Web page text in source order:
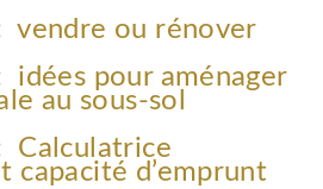
vendre ou rénover
idées pour aménager
au sous-sol
Calculatrice
capacité d’emprunt